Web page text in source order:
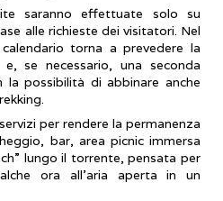
saranno effettuate solo su
alle richieste dei visitatori. Nel
torna a prevedere la
se necessario, una seconda
possibilità di abbinare anche
per rendere la permanenza
bar, area picnic immersa
lungo il torrente, pensata per
ora all’aria aperta in un